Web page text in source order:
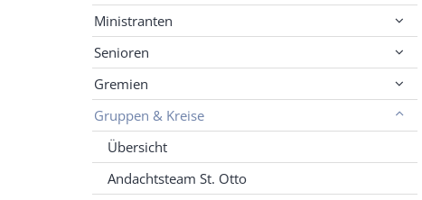
Ministranten
Senioren
Gremien
Gruppen & Kreise
Übersicht
Andachtsteam St. Otto